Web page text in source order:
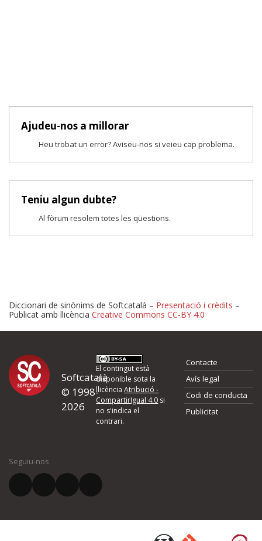
Ajudeu-nos a millorar
Heu trobat un error? Aviseu-nos si veieu cap problema.
Teniu algun dubte?
Al fòrum resolem totes les qüestions.
Proposeu-nos millores o
d'errors
Si heu trobat un error o voleu proposar alguna millora, ompliu els
quina és la millora que proposeu o l'error del qual voleu informar-
El vostre correu electrònic *
Diccionari de sinònims de Softcatalà – Presentació i crèdits –
Publicat amb llicència Creative Commons CC-BY 4.0
Softcatalà
© 1998-
2026
El contingut està
disponible sota la
llicènciaAtribució -
CompartirIgual 4.0 si
no s'indica el
contrari.
Contacte
Avís legal
Codi de conducta
Publicitat
Seguiu-nos